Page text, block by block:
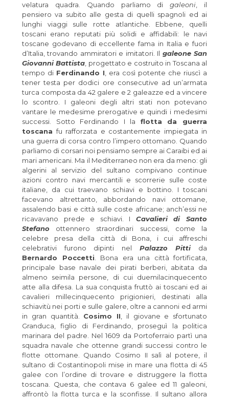
velatura quadra. Quando parliamo digaleoni, il
pensiero va subito alle gesta di quelli spagnoli ed ai
lunghi viaggi sulle rotte atlantiche. Ebbene, quelli
toscani erano reputati più solidi e affidabili: le navi
toscane godevano di eccellente fama in Italia e fuori
d’Italia, trovando ammiratori e imitatori. Il galeone San
Giovanni Battista, progettato e costruito in Toscana al
tempo di Ferdinando I, era così potente che riuscì a
tener testa per dodici ore consecutive ad un’armata
turca composta da 42 galere e 2 galeazze ed a vincere
lo scontro. I galeoni degli altri stati non potevano
vantare le medesime prerogative e quindi i medesimi
successi. Sotto Ferdinando I la flotta da guerra
toscana fu rafforzata e costantemente impiegata in
una guerra di corsa contro l’impero ottomano. Quando
parliamo di corsari noi pensiamo sempre ai Caraibi ed ai
mari americani. Ma il Mediterraneo non era da meno: gli
algerini al servizio del sultano compivano continue
azioni contro navi mercantili e scorrerie sulle coste
italiane, da cui traevano schiavi e bottino. I toscani
facevano altrettanto, abbordando navi ottomane,
assalendo basi e città sulle coste africane; anch’essi ne
ricavavano prede e schiavi. I Cavalieri di Santo
Stefano ottennero straordinari successi, come la
celebre presa della città di Bona, i cui affreschi
celebrativi furono dipinti nel Palazzo Pittida
Bernardo Poccetti. Bona era una città fortificata,
principale base navale dei pirati berberi, abitata da
almeno seimila persone, di cui duemilacinquecento
atte alla difesa. La sua conquista fruttò ai toscani ed ai
cavalieri millecinquecento prigionieri, destinati alla
schiavitù nei porti e sulle galere, oltre a cannoni ed armi
in gran quantità. Cosimo II, il giovane e sfortunato
Granduca, figlio di Ferdinando, proseguì la politica
marinara del padre. Nel 1609 da Portoferraio partì una
squadra navale che ottenne grandi successi contro le
flotte ottomane. Quando Cosimo II salì al potere, il
sultano di Costantinopoli mise in mare una flotta di 45
galee con l’ordine di trovare e distruggere la flotta
toscana. Questa, che contava 6 galee ed 11 galeoni,
affrontò la flotta turca e la sconfisse. Il sultano allora